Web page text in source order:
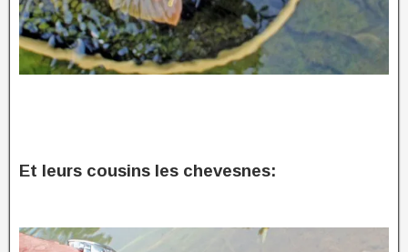
Et leurs cousins les chevesnes: